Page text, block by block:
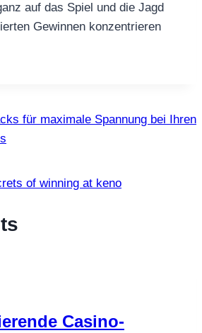
auf das Spiel und die Jagd
Gewinnen konzentrieren
für maximale Spannung bei Ihren
of winning at keno
Casino-